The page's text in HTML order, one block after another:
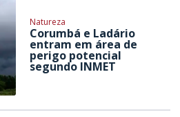
Natureza
Corumbá e Ladário
entram em área de
perigo potencial
segundo INMET